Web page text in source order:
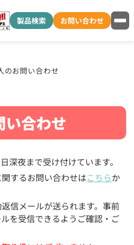
製品検索 お問い合わせ
のお問い合わせ
い合わせ
深夜まで受け付けています。
するお問い合わせはこちらか
信メールが送られます。事前
を受信できるようご確認・ご